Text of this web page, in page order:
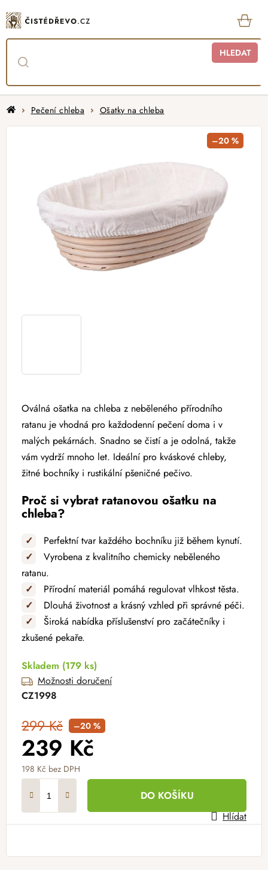
na
obsah
HLEDAT
DomůPečení chleba Ošatky na chleba
Oválná ošatka na chleba z neběleného přírodního
ratanu je vhodná pro každodenní pečení doma i v
malých pekárnách. Snadno se čistí a je odolná, takže
vám vydrží mnoho let. Ideální pro kváskové chleby,
žitné bochníky i rustikální pšeničné pečivo.
Proč si vybrat ratanovou ošatku na
chleba?
✓
Perfektní tvar každého bochníku již během kynutí.
✓
Vyrobena z kvalitního chemicky neběleného
ratanu.
✓
Přírodní materiál pomáhá regulovat vlhkost těsta.
✓
Dlouhá životnost a krásný vzhled při správné péči.
✓
Široká nabídka příslušenství pro začátečníky i
zkušené pekaře.
Skladem (179 ks)
Možnosti doručení
CZ1998
299 Kč –20 %
239 Kč
198 Kč bez DPH
DO KOŠÍKU
Hlídat
–20 %